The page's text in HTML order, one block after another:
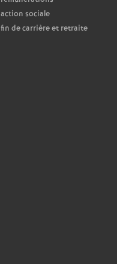
action sociale
fin de carrière et retraite